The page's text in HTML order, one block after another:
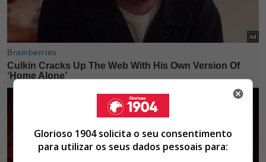
Glorioso 1904 solicita o seu consentimento
para utilizar os seus dados pessoais para: